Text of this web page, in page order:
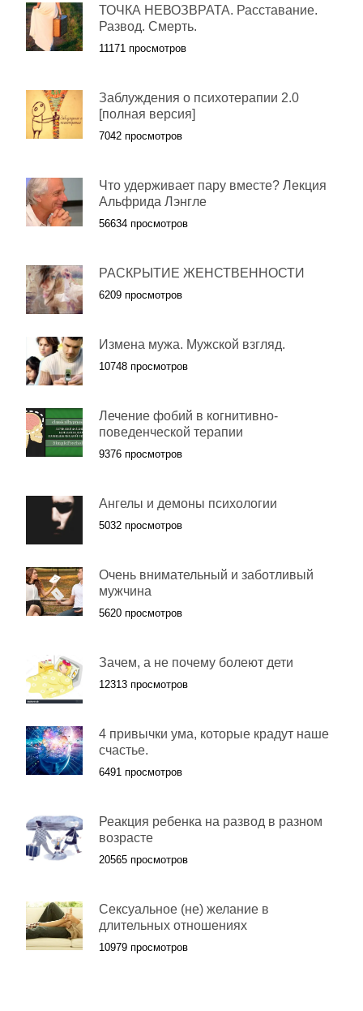
ТОЧКА НЕВОЗВРАТА. Расставание.
Развод. Смерть.
11171 просмотров
Заблуждения о психотерапии 2.0
[полная версия]
7042 просмотров
Что удерживает пару вместе? Лекция
Альфрида Лэнгле
56634 просмотров
РАСКРЫТИЕ ЖЕНСТВЕННОСТИ
6209 просмотров
Измена мужа. Мужской взгляд.
10748 просмотров
Лечение фобий в когнитивно-
поведенческой терапии
9376 просмотров
Ангелы и демоны психологии
5032 просмотров
Очень внимательный и заботливый
мужчина
5620 просмотров
Зачем, а не почему болеют дети
12313 просмотров
4 привычки ума, которые крадут наше
счастье.
6491 просмотров
Реакция ребенка на развод в разном
возрасте
20565 просмотров
Сексуальное (не) желание в
длительных отношениях
10979 просмотров